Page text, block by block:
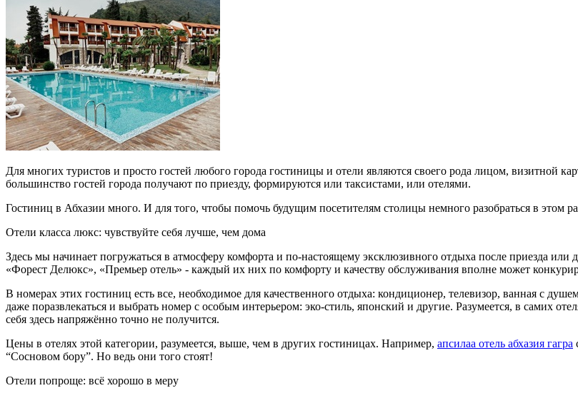
Для многих туристов и просто гостей любого города гостиницы и отели являются своего рода лицом, визитной
большинство гостей города получают по приезду, формируются или таксистами, или отелями.
Гостиниц в Абхазии много. И для того, чтобы помочь будущим посетителям столицы немного разобраться в этом
Отели класса люкс: чувствуйте себя лучше, чем дома
Здесь мы начинает погружаться в атмосферу комфорта и по-настоящему эксклюзивного отдыха после приезда или
«Форест Делюкс», «Премьер отель» - каждый их них по комфорту и качеству обслуживания вполне может
В номерах этих гостиниц есть все, необходимое для качественного отдыха: кондиционер, телевизор, ванная с
даже поразвлекаться и выбрать номер с особым интерьером: эко-стиль, японский и другие. Разумеется, в самих
себя здесь напряжённо точно не получится.
Цены в отелях этой категории, разумеется, выше, чем в других гостиницах. Например, апсилаа отель абхазия гагра
“Сосновом бору”. Но ведь они того стоят!
Отели попроще: всё хорошо в меру